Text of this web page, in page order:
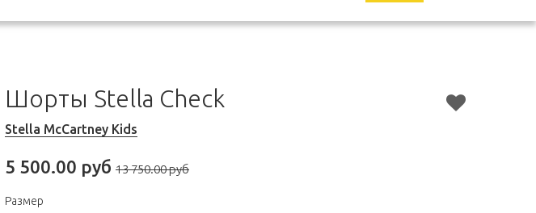
Шорты Stella Check
Stella McCartney Kids
5 500.00 руб 13 750.00 руб
Размер